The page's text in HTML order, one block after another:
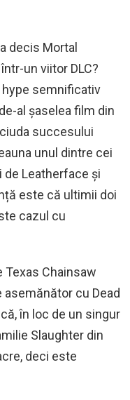
decis Mortal
un viitor DLC?
semnificativ
al șaselea film din
succesului
unul dintre cei
de Leatherface și
este că ultimii doi
cazul cu
Chainsaw
cu Dead
în loc de un singur
Slaughter din
deci este